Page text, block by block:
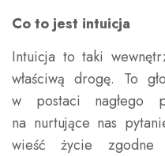
Co to jest intuicja
Intuicja to taki
właściwą drogę. To
w postaci nagłego
na nurtujące nas
wieść życie zgodne